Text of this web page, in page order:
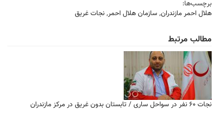
برچسب‌ها:
هلال احمر مازندران, سازمان هلال احمر,نجات غریق
مطالب مرتبط
نجات ۶۰ نفر در سواحل ساری / تابستان بدون غریق در مرکز مازندران